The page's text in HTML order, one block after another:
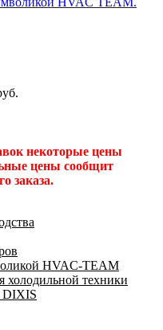
некоторые цены
цены сообщит
заказа.
HVAC-TEAM
холодильной техники
DIXIS